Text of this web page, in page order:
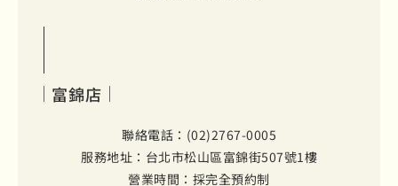
富錦店
聯絡電話：(02)2767-0005
服務地址：台北市松山區富錦街507號1樓
營業時間：採完全預約制